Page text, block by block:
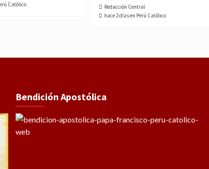
Católico
Redacción Central
hace 2 días en Perú Católico
Bendición Apostólica